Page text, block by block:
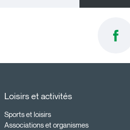
Loisirs et activités
Sports et loisirs
Associations et organismes